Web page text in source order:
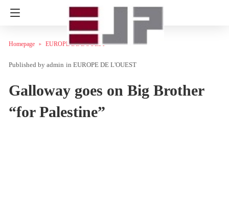
Homepage EUROPE DE L'OUEST
admin in EUROPE DE L'OUEST
Galloway goes on Big Brother
“for Palestine”